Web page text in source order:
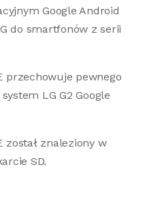
Google Android
do smartfonów z serii
przechowuje pewnego
LG G2 Google
został znaleziony w
SD.